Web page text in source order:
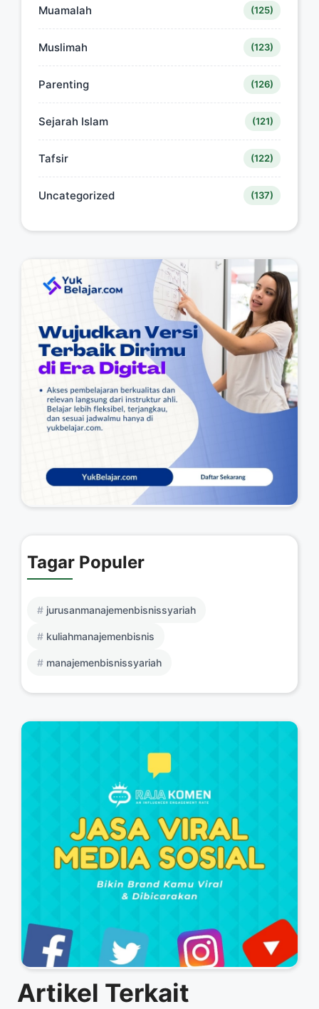
Muamalah (125)
Muslimah (123)
Parenting (126)
Sejarah Islam (121)
Tafsir (122)
Uncategorized (137)
Tagar Populer
jurusanmanajemenbisnissyariah
kuliahmanajemenbisnis
manajemenbisnissyariah
Artikel Terkait